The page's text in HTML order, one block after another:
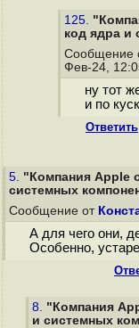
125.
код ядра и
Сообщение
Фев-24,
ну тот
и по
Ответить
5. "Компания Apple
системных
Сообщение от
А для чего они,
Особенно,
8. "Компания
и системных